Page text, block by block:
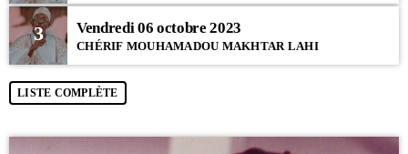
3 Vendredi 06 octobre 2023
CHÉRIF MOUHAMADOU MAKHTAR LAHI
LISTE COMPLÈTE